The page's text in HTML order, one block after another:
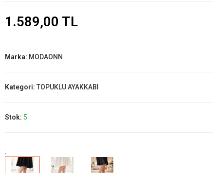
1.589,00 TL
Marka: MODAONN
Kategori: TOPUKLU AYAKKABI
Stok: 5
: